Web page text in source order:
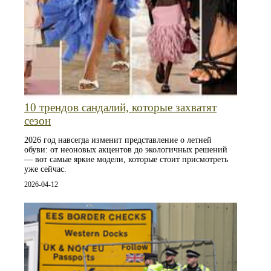
10 трендов сандалий, которые захватят
сезон
2026 год навсегда изменит представление о летней
обуви: от неоновых акцентов до экологичных решений
— вот самые яркие модели, которые стоит присмотреть
уже сейчас.
2026-04-12